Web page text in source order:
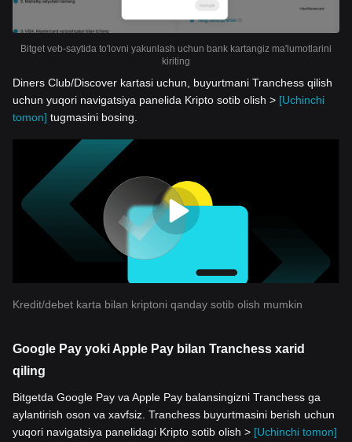
Bitget veb-saytida to'lovni yakunlash uchun bank kartangiz ma'lumotlarini
kiriting
Diners Club/Discover kartasi uchun, buyurtmani Tranchess qilish
uchun yuqori navigatsiya panelida Kripto sotib olish > [Uchinchi
tomon] tugmasini bosing.
Kredit/debet karta bilan kriptoni qanday sotib olish mumkin
Google Pay yoki Apple Pay bilan Tranchess xarid
qiling
Bitgetda Google Pay va Apple Pay balansingizni Tranchess ga
aylantirish oson va xavfsiz. Tranchess buyurtmasini berish uchun
yuqori navigatsiya panelidagi Kripto sotib olish > [Uchinchi tomon]